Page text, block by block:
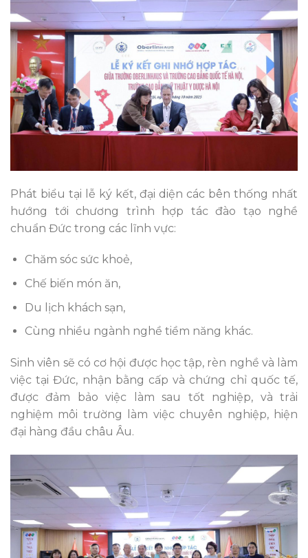
Phát biểu tại lễ ký kết, đại diện các bên thống nhất
hướng tới chương trình hợp tác đào tạo nghề
chuẩn Đức trong các lĩnh vực:
Chăm sóc sức khoẻ,
Chế biến món ăn,
Du lịch khách sạn,
Cùng nhiều ngành nghề tiềm năng khác.
Sinh viên sẽ có cơ hội được học tập, rèn nghề và làm
việc tại Đức, nhận bằng cấp và chứng chỉ quốc tế,
được đảm bảo việc làm sau tốt nghiệp, và trải
nghiệm môi trường làm việc chuyên nghiệp, hiện
đại hàng đầu châu Âu.